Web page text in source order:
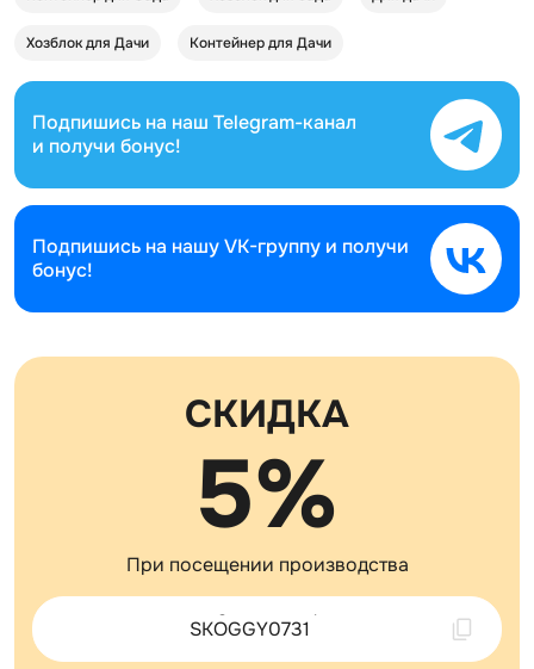
Хозблок для Дачи Контейнер для Дачи
Подпишись на наш Telegram-канал
и получи бонус!
Подпишись на нашуVK-группу и получи
бонус!
СКИДКА
5%
При посещении производства
Скопировано !